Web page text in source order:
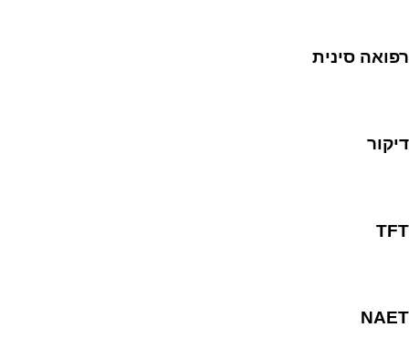
רפואה סינית
דיקור
TFT
NAET